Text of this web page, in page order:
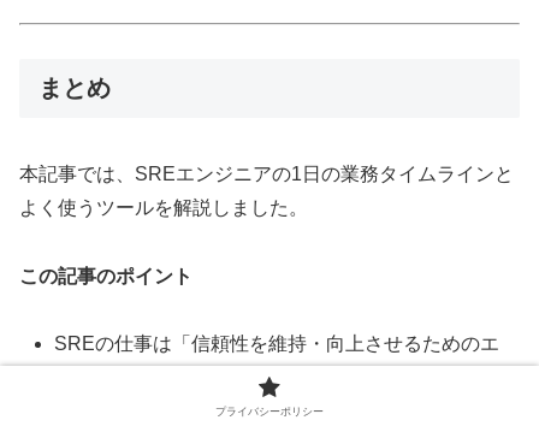
まとめ
本記事では、SREエンジニアの1日の業務タイムラインと
よく使うツールを解説しました。
この記事のポイント
SREの仕事は「信頼性を維持・向上させるためのエ
ンジニアリング」が中心
1日の流れは「アラート確認 → 朝会 → 改善タスク →
プライバシーポリシー